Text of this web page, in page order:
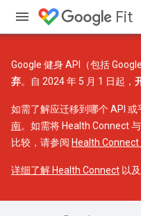
Fit
Google 健身 API（包括
弃。自 2024 年 5 月 1 日起，
如需了解应迁移到哪个 API 或
南。如需将 Health Connect
比较，请参阅 Health
详细了解 Health Connect 以